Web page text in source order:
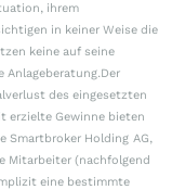
ihrem
in keiner Weise die
keine auf seine
Anlageberatung.Der
des eingesetzten
erzielte Gewinne bieten
Smartbroker Holding AG,
Mitarbeiter (nachfolgend
eine bestimmte